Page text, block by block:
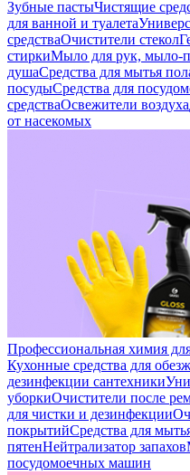
Зубные пастыЧистящие
для ванной и туалета
средстваОчистители стекол
стиркиМыло для рук, мыло-
душаСредства для мытья
посудыСредства для
средстваОсвежители воздуха
от насекомых
Профессиональная химия
Кухонные средства для
дезинфекции сантехники
уборкиОчистители после
для чистки и дезинфекции
покрытийСредства для
пятенНейтрализатор запахов
посудомоечных машин